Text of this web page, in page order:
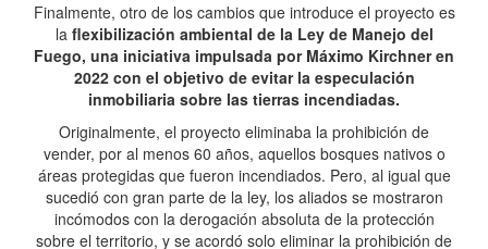
Finalmente, otro de los cambios que introduce el proyecto es
la flexibilización ambiental de la Ley de Manejo del
Fuego, una iniciativa impulsada por Máximo Kirchner en
2022 con el objetivo de evitar la especulación
inmobiliaria sobre las tierras incendiadas.
Originalmente, el proyecto eliminaba la prohibición de
vender, por al menos 60 años, aquellos bosques nativos o
áreas protegidas que fueron incendiados. Pero, al igual que
sucedió con gran parte de la ley, los aliados se mostraron
incómodos con la derogación absoluta de la protección
sobre el territorio, y se acordó solo eliminar la prohibición de